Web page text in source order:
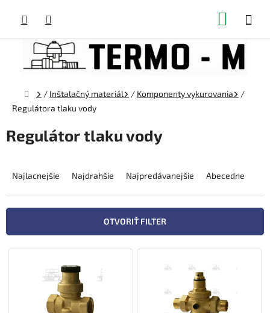
obsah
Domov
/ Inštalačný materiál / Komponenty vykurovania
/
Regulátora tlaku vody
Regulátor tlaku vody
e
n
e
p
Najlacnejšie Najdrahšie Najpredávanejšie Abecedne
OTVORIŤ FILTER
V